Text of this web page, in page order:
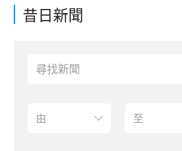
昔日新聞